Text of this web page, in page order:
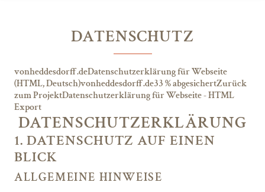
DATENSCHUTZ
vonheddesdorff.deDatenschutzerklärung für Webseite
(HTML, Deutsch)vonheddesdorff.de33 % abgesichertZurück
zum ProjektDatenschutzerklärung für Webseite - HTML
Export
DATENSCHUTZ­ERKLÄRUNG
1. DATENSCHUTZ AUF EINEN
BLICK
ALLGEMEINE HINWEISE